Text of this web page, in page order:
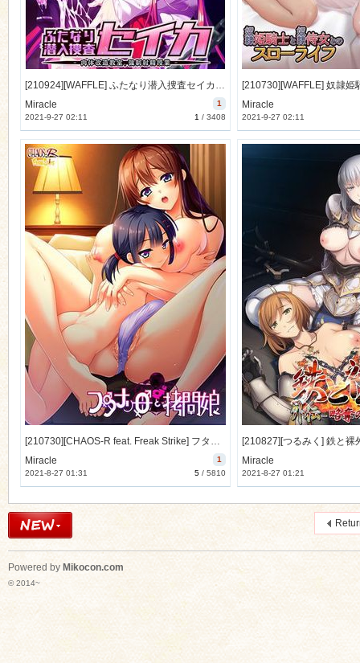
[210924][WAFFLE] ふたなり潜入捜査セイカ−肉体改造教室、強制射精授業− Webアンケート&オフィシャル通販特典特典 [212M] [1143703]
1
Miracle
1 / 3408
2021-9-27 02:11
Miracle
2021-9-27 02:11
[210730][CHAOS-R feat. Freak Strike] フタナリ母と拷問娘 [1145M] [VJ014560] (DLsite特典ドラマ付)
1
Miracle
5/ 5810
2021-8-27 01:31
Miracle
2021-8-27 01:21
Powered by Mikocon.com
© 2014~